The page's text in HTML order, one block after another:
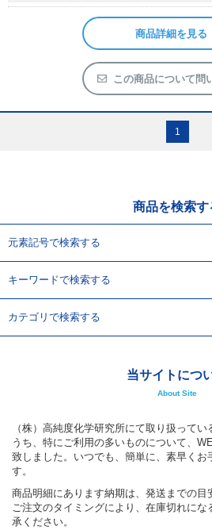
化学教材・オリジナルグッズ
商品詳細を見る
この商品について問
1
商品を検索す
元素記号で検索する
キーワードで検索する
カテゴリで検索する
当サイトにつ
About Site
（株）高純度化学研究所にて取り扱って
うち、特にご利用の多いものについて、
致しました。いつでも、簡単に、素早くお
す。
商品明細にあります納期は、発送までの目
ご注文のタイミングにより、在庫切れにな
承ください。